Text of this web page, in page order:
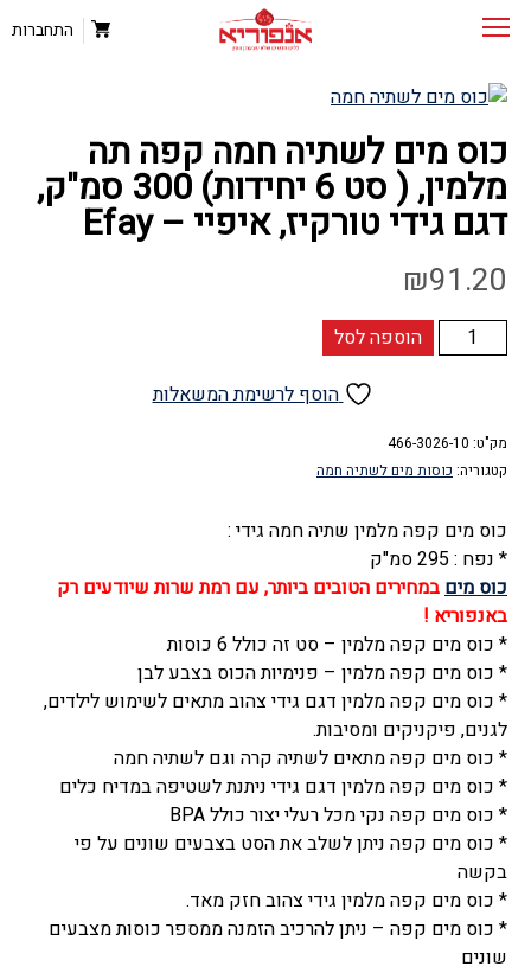
התחברות
כוס מים לשתיה חמה קפה תה
מלמין, ( סט 6 יחידות) 300 סמ"ק,
דגם גידי טורקיז, איפיי – Efay
₪91.20
כמות
של
לשתיה
חמה
תה
מלמין,
(
סט
6
יחידות)
300
סמ"ק,
דגם
גידי
טורקיז,
איפיי
-
Efay
הוספה לסל
הוסף לרשימת המשאלות
מק"ט: 466-3026-10
קטגוריה: כוסות מים לשתיה חמה
כוס מים קפה מלמין שתיה חמה גידי :
* נפח : 295 סמ"ק
כוס מיםבמחירים הטובים ביותר, עם רמת שרות שיודעים רק
באנפוריא !
* כוס מים קפה מלמין – סט זה כולל 6 כוסות
* כוס מים קפה מלמין – פנימיות הכוס בצבע לבן
* כוס מים קפה מלמין דגם גידי צהוב מתאים לשימוש לילדים,
לגנים, פיקניקים ומסיבות.
* כוס מים קפה מתאים לשתיה קרה וגם לשתיה חמה
* כוס מים קפה מלמין דגם גידי ניתנת לשטיפה במדיח כלים
* כוס מים קפה נקי מכל רעלי יצור כולל BPA
* כוס מים קפה ניתן לשלב את הסט בצבעים שונים על פי
בקשה
* כוס מים קפה מלמין גידי צהוב חזק מאד.
* כוס מים קפה – ניתן להרכיב הזמנה ממספר כוסות מצבעים
שונים